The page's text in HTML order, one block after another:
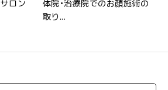
ロン
体院・治療院でのお顔施術の
取り...